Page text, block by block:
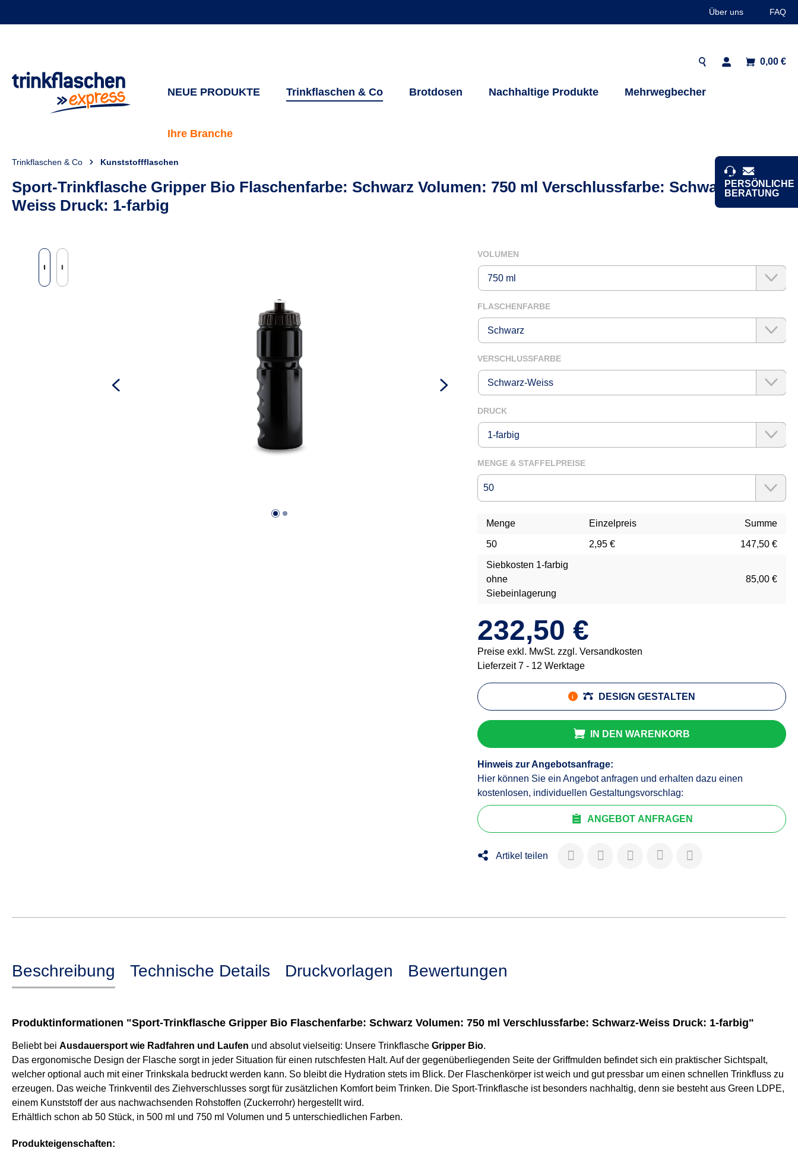
Über uns FAQ
0,00 €
NEUE PRODUKTE Trinkflaschen & Co Brotdosen Nachhaltige Produkte Mehrwegbecher
Ihre Branche
PERSÖNLICHE
BERATUNG
Sie haben Fragen
telefonisch unter
05551/9949-16, per
Kontaktformular:
Trinkflaschen & Co Kunststoffflaschen
Sport-Trinkflasche Gripper Bio Flaschenfarbe: Schwarz Volumen: 750 ml Verschlussfarbe: Schwarz-
Weiss Druck: 1-farbig
Bildergalerie überspringen VOLUMEN
FLASCHENFARBEAUSWÄHLEN
VERSCHLUSSFARBEAUSWÄHLEN
DRUCK
MENGE & STAFFELPREISE
Menge Einzelpreis Summe
50 2,95 € 147,50 €
Siebkosten 1-farbig
ohne
Siebeinlagerung
85,00 €
232,50 €
Preise exkl. MwSt. zzgl. Versandkosten
Lieferzeit 7 - 12 Werktage
i DESIGN GESTALTEN
IN DEN WARENKORB
Hinweis zur Angebotsanfrage:
Hier können Sie ein Angebot anfragen und erhalten dazu einen
kostenlosen, individuellen Gestaltungsvorschlag:
ANGEBOT ANFRAGEN
Artikel teilen
Beschreibung Technische Details Druckvorlagen Bewertungen
Produktinformationen "Sport-Trinkflasche Gripper Bio Flaschenfarbe: Schwarz Volumen: 750 ml Verschlussfarbe: Schwarz-Weiss Druck: 1-farbig"
Beliebt bei Ausdauersport wie Radfahren und Laufen und absolut vielseitig: Unsere Trinkflasche Gripper Bio.
Das ergonomische Design der Flasche sorgt in jeder Situation für einen rutschfesten Halt. Auf der gegenüberliegenden Seite der Griffmulden befindet sich ein praktischer Sichtspalt,
welcher optional auch mit einer Trinkskala bedruckt werden kann. So bleibt die Hydration stets im Blick. Der Flaschenkörper ist weich und gut pressbar um einen schnellen Trinkfluss zu
erzeugen. Das weiche Trinkventil des Ziehverschlusses sorgt für zusätzlichen Komfort beim Trinken. Die Sport-Trinkflasche ist besonders nachhaltig, denn sie besteht aus Green LDPE,
einem Kunststoff der aus nachwachsenden Rohstoffen (Zuckerrohr) hergestellt wird.
Erhältlich schon ab 50 Stück, in 500 ml und 750 ml Volumen und 5 unterschiedlichen Farben.
Produkteigenschaften: